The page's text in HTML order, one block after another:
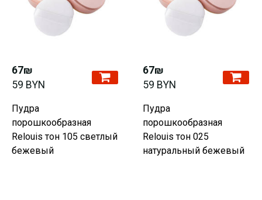
67₪
59 BYN
Пудра
порошкообразная
Relouis тон 105 светлый
бежевый
67₪
59 BYN
Пудра
порошкообразная
Relouis тон 025
натуральный бежевый